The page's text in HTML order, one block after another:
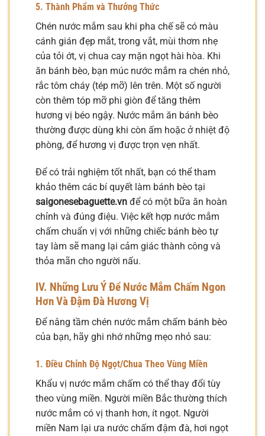
5. Thành Phẩm và Thưởng Thức
Chén nước mắm sau khi pha chế sẽ có màu
cánh gián đẹp mắt, trong vắt, mùi thơm nhẹ
của tỏi ớt, vị chua cay mặn ngọt hài hòa. Khi
ăn bánh bèo, bạn múc nước mắm ra chén nhỏ,
rắc tôm cháy (tép mỡ) lên trên. Một số người
còn thêm tóp mỡ phi giòn để tăng thêm
hương vị béo ngậy. Nước mắm ăn bánh bèo
thường được dùng khi còn ấm hoặc ở nhiệt độ
phòng, để hương vị được trọn vẹn nhất.
Để có trải nghiệm tốt nhất, bạn có thể tham
khảo thêm các bí quyết làm bánh bèo tại
saigonesebaguette.vn để có một bữa ăn hoàn
chỉnh và đúng điệu. Việc kết hợp nước mắm
chấm chuẩn vị với những chiếc bánh bèo tự
tay làm sẽ mang lại cảm giác thành công và
thỏa mãn cho người nấu.
IV. Những Lưu Ý Để Nước Mắm Chấm Ngon
Hơn Và Đậm Đà Hương Vị
Để nâng tầm chén nước mắm chấm bánh bèo
của bạn, hãy ghi nhớ những mẹo nhỏ sau:
1. Điều Chỉnh Độ Ngọt/Chua Theo Vùng Miền
Khẩu vị nước mắm chấm có thể thay đổi tùy
theo vùng miền. Người miền Bắc thường thích
nước mắm có vị thanh hơn, ít ngọt. Người
miền Nam lại ưa nước chấm đậm đà, hơi ngọt